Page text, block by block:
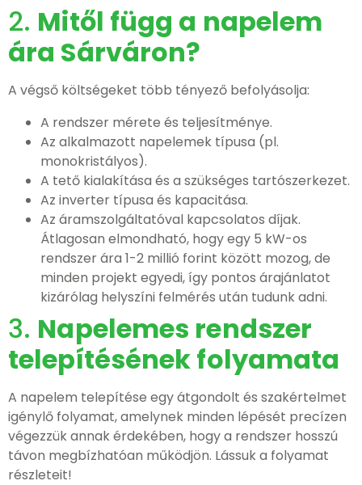
2. Mitől függ a napelem
ára Sárváron?
A végső költségeket több tényező befolyásolja:
A rendszer mérete és teljesítménye.
Az alkalmazott napelemek típusa (pl.
monokristályos).
A tető kialakítása és a szükséges tartószerkezet.
Az inverter típusa és kapacitása.
Az áramszolgáltatóval kapcsolatos díjak.
Átlagosan elmondható, hogy egy 5 kW-os
rendszer ára 1-2 millió forint között mozog, de
minden projekt egyedi, így pontos árajánlatot
kizárólag helyszíni felmérés után tudunk adni.
3. Napelemes rendszer
telepítésének folyamata
A napelem telepítése egy átgondolt és szakértelmet
igénylő folyamat, amelynek minden lépését precízen
végezzük annak érdekében, hogy a rendszer hosszú
távon megbízhatóan működjön. Lássuk a folyamat
részleteit!